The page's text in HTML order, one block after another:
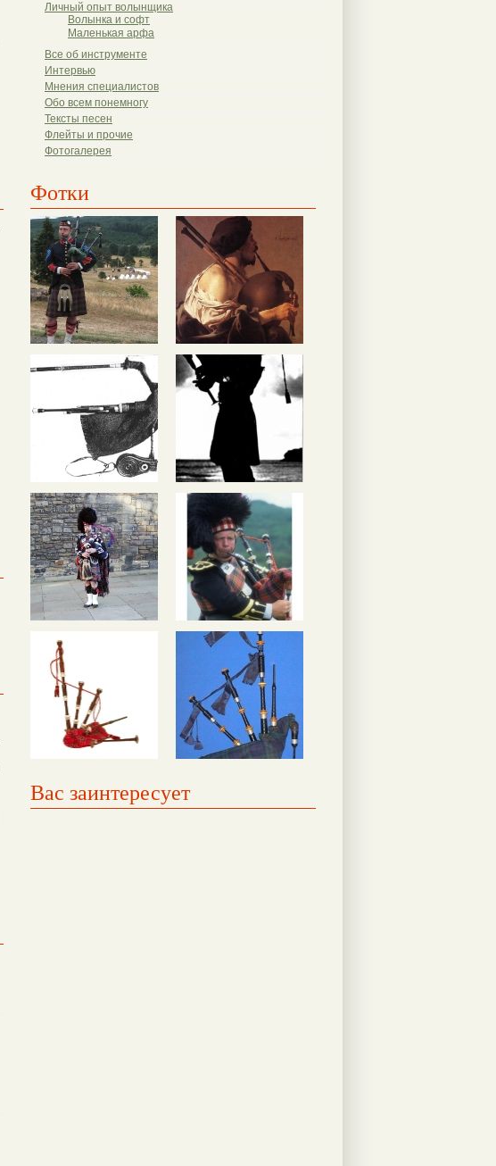
Личный опыт волынщика
Волынка и софт
Маленькая арфа
Все об инструменте
Интервью
Мнения специалистов
Обо всем понемногу
Тексты песен
Флейты и прочие
Фотогалерея
Фотки
Вас заинтересует